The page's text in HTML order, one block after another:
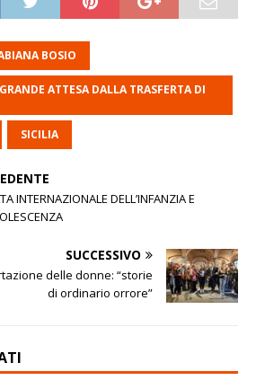
BOSIO
ATTESA DALLA TRASFERTA DI
SICILIA
INTERNAZIONALE DELL’INFANZIA E
SUCCESSIVO
delle donne: “storie
di ordinario orrore”